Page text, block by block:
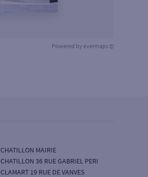
Powered by evermaps ©
CHATILLON MAIRIE
CHATILLON 36 RUE GABRIEL PERI
CLAMART 19 RUE DE VANVES